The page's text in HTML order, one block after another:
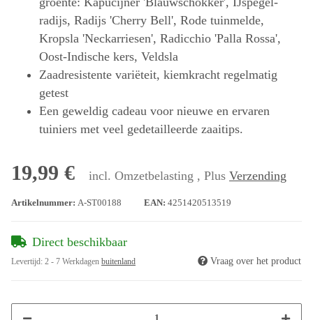
radijs, Radijs 'Cherry Bell', Rode tuinmelde,
Kropsla 'Neckarriesen', Radicchio 'Palla Rossa',
Oost-Indische kers, Veldsla
Zaadresistente variëteit, kiemkracht regelmatig
getest
Een geweldig cadeau voor nieuwe en ervaren
tuiniers met veel gedetailleerde zaaitips.
19,99 € incl. Omzetbelasting , Plus Verzending
Artikelnummer: A-ST00188 EAN: 4251420513519
Direct beschikbaar
Levertijd: 2 - 7 Werkdagen buitenland Vraag over het product